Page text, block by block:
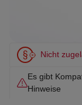
Nicht
Es gibt
Hinweise